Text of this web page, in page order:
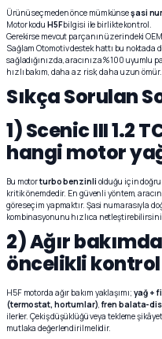
Ürünü seçmeden önce mümkünseşasi
Motor kodu H5Fbilgisi ile birlikte kontrol.
Gerekirse mevcut parçanın üzerindeki
Sağlam Otomotiv destek hattı bu noktada
sağladığınızda, aracınıza %100 uyumlu
hızlı bakım, daha az risk, daha uzun ömür.
Sıkça Sorulan
1) Scenic III 1.2
hangi motor
Bu motorturbo benzinli olduğu için
kritik önemdedir. En güvenli yöntem,
göre seçim yapmaktır. Şasi numarasıyla
kombinasyonunu hızlıca
2) Ağır
öncelikli
H5F motorda ağır bakım yaklaşımı; yağ +
(termostat, hortumlar),fren balata-
ilerler. Çekiş düşüklüğü veya tekleme
mutlaka değerlendirilmelidir.